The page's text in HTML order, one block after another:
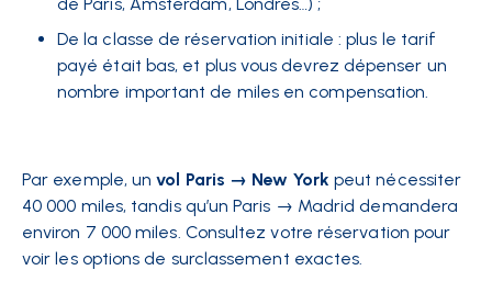
De la classe de réservation initiale : plus le tarif
payé était bas, et plus vous devrez dépenser un
nombre important de miles en compensation.
Par exemple, un vol Paris → New York peut nécessiter
40 000 miles, tandis qu’un Paris → Madrid demandera
environ 7 000 miles. Consultez votre réservation pour
voir les options de surclassement exactes.